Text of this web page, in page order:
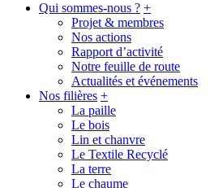
Qui sommes-nous ? +
Projet & membres
Nos actions
Rapport d’activité
Notre feuille de route
Actualités et événements
Nos filières +
La paille
Le bois
Lin et chanvre
Le Textile Recyclé
La terre
Le chaume